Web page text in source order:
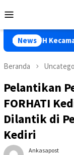
ke
Mobile
News
Kecamatan
Beranda
Pelantikan
FORHATI
Dilantik di
Kediri
Ankasapost